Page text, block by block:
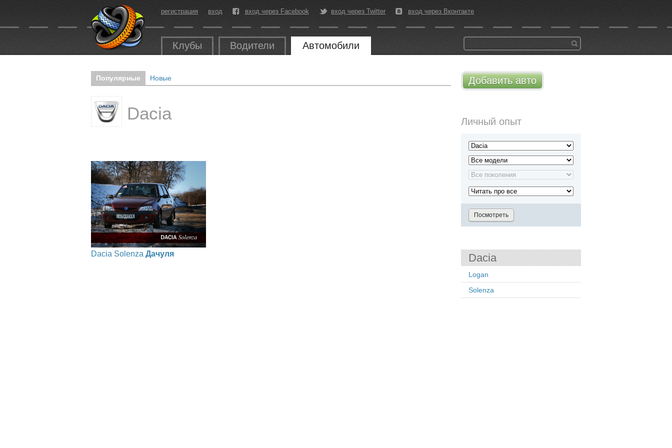
регистрация вход вход через Facebook вход через Twitter вход через Вконтакте
Клубы Водители Автомобили
Добавить авто
Личный опыт
Dacia
Logan
Solenza
Популярные Новые
Dacia
Dacia Solenza Дачуля